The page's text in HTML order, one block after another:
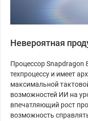
Невероятная
Процессор Snapdragon
техпроцессу и имеет
максимальной
возможностей ИИ на
впечатляющий рост
возможность